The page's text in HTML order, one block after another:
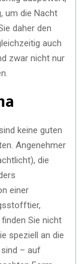
um die Nacht
daher den
auch
zwar nicht nur
keine guten
Angenehmer
die
einer
finden Sie nicht
speziell an die
– auf